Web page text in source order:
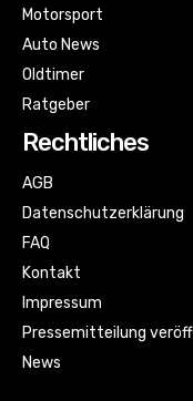
Motorsport
Auto News
Oldtimer
Ratgeber
Rechtliches
AGB
Datenschutzerklärung
FAQ
Kontakt
Impressum
Pressemitteilung
News